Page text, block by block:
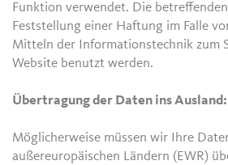
Funktion verwendet. Die
Feststellung einer Haftung im Falle
Mitteln der Informationstechnik zum
Website benutzt werden.
Übertragung der Daten ins Ausland:
Möglicherweise müssen wir Ihre
außereuropäischen Ländern (EWR)